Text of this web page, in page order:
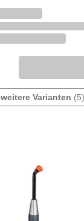
weitere Varianten (5)